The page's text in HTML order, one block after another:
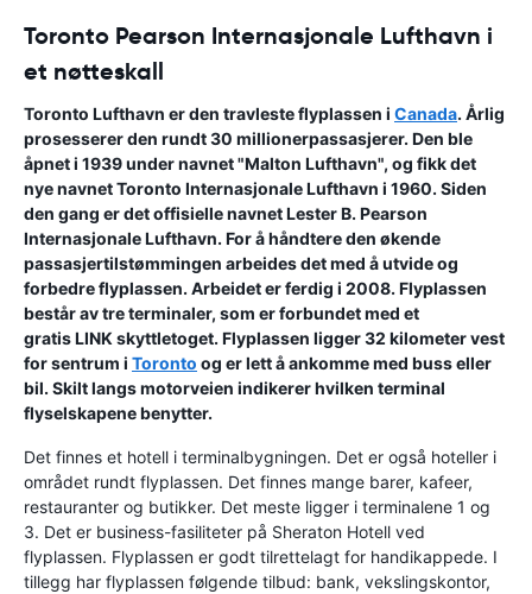
Toronto Pearson Internasjonale Lufthavn i
et nøtteskall
Toronto Lufthavn er den travleste flyplassen i Canada. Årlig
prosesserer den rundt 30 millionerpassasjerer. Den ble
åpnet i 1939 under navnet "Malton Lufthavn", og fikk det
nye navnet Toronto Internasjonale Lufthavn i 1960. Siden
den gang er det offisielle navnetLester B. Pearson
Internasjonale Lufthavn. For å håndtere den økende
passasjertilstømmingen arbeides det med å utvide og
forbedre flyplassen. Arbeidet er ferdig i 2008. Flyplassen
består av tre terminaler, som er forbundet med et
gratis LINK skyttletoget. Flyplassen ligger 32 kilometer vest
for sentrum i Toronto og er lett å ankomme med buss eller
bil. Skilt langs motorveien indikerer hvilken terminal
flyselskapene benytter.
Det finnes et hotell i terminalbygningen. Det er også hoteller i
området rundt flyplassen. Det finnes mange barer, kafeer,
restauranter og butikker. Det meste ligger i terminalene 1 og
3. Det er business-fasiliteter på Sheraton Hotell ved
flyplassen. Flyplassen er godt tilrettelagt for handikappede. I
tillegg har flyplassen følgende tilbud: bank, vekslingskontor,